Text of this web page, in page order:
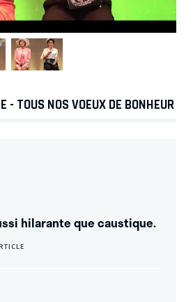
- TOUS NOS VOEUX DE BONHEUR
hilarante que caustique.